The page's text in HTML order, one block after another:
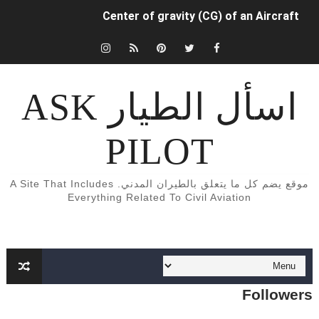
Center of gravity (CG) of an Aircraft
INDUCED (OR LIFT-DEPENDENT) DRAG.
كتب و كورسات اللغه الانجليزيه الخاصة بالطيران المدني English Aviation books
دراسة الطيران المدني في أوروبا
Aircraft Detection Lighting System (ADLS)
Aircraft Trimming
What is aircraft manifold pressure?
اسأل الطيار ASK
PILOT
موقع يضم كل ما يتعلق بالطيران المدني. A Site That Includes
Everything Related To Civil Aviation
Followers